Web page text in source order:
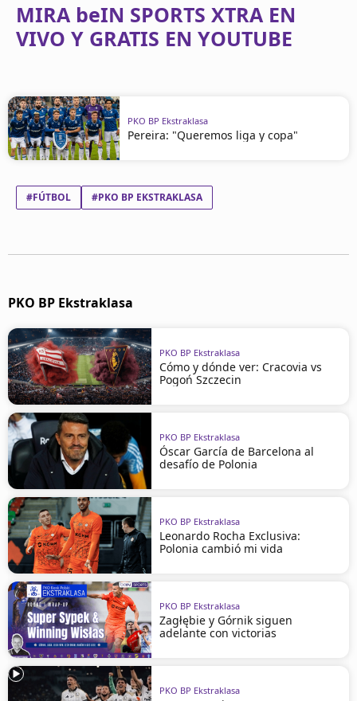
MIRA beIN SPORTS XTRA EN
VIVO Y GRATIS EN YOUTUBE
PKO BP Ekstraklasa
Pereira: "Queremos liga y copa"
#FÚTBOL #PKO BP EKSTRAKLASA
PKO BP Ekstraklasa
PKO BP Ekstraklasa
Cómo y dónde ver: Cracovia vs
Pogoń Szczecin
PKO BP Ekstraklasa
Óscar García de Barcelona al
desafío de Polonia
PKO BP Ekstraklasa
Leonardo Rocha Exclusiva:
Polonia cambió mi vida
PKO BP Ekstraklasa
Zagłębie y Górnik siguen
adelante con victorias
PKO BP Ekstraklasa